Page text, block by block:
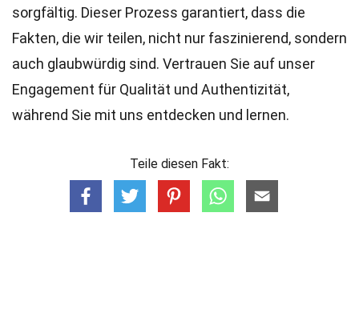
sorgfältig. Dieser Prozess garantiert, dass die
Fakten, die wir teilen, nicht nur faszinierend, sondern
auch glaubwürdig sind. Vertrauen Sie auf unser
Engagement für Qualität und Authentizität,
während Sie mit uns entdecken und lernen.
Teile diesen Fakt: